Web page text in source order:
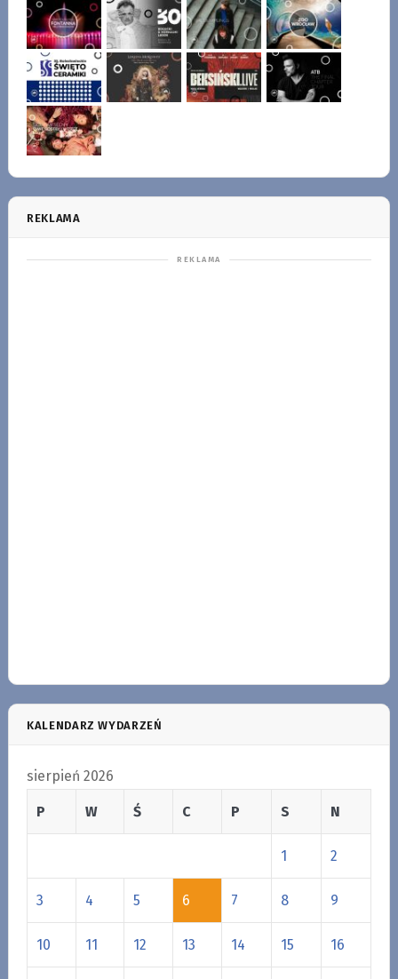
REKLAMA
KALENDARZ WYDARZEŃ
sierpień 2026
P W Ś C P S N
1 2
3 4 5 6 7 8 9
10 11 12 13 14 15 16